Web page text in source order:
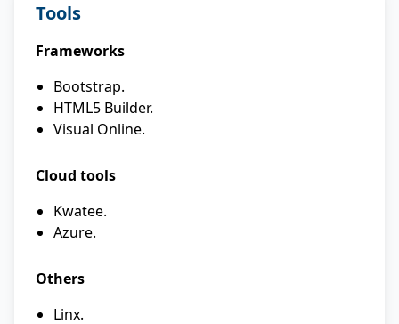
Tools
Frameworks
Bootstrap.
HTML5 Builder.
Visual Online.
Cloud tools
Kwatee.
Azure.
Others
Linx.